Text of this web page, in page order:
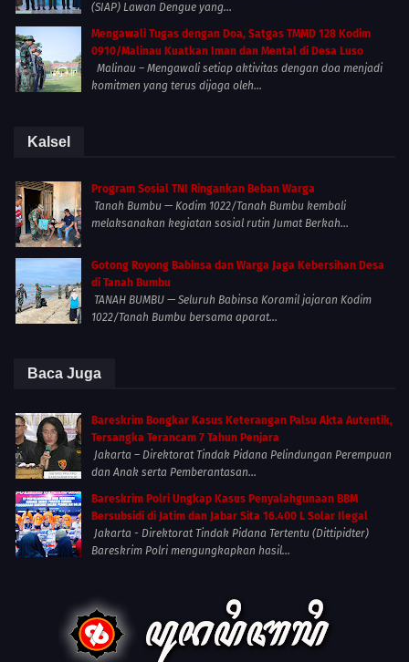
(SIAP) Lawan Dengue yang...
Mengawali Tugas dengan Doa, Satgas TMMD 128 Kodim
0910/Malinau Kuatkan Iman dan Mental di Desa Luso
Malinau – Mengawali setiap aktivitas dengan doa menjadi
komitmen yang terus dijaga oleh...
Kalsel
Program Sosial TNI Ringankan Beban Warga
Tanah Bumbu — Kodim 1022/Tanah Bumbu kembali
melaksanakan kegiatan sosial rutin Jumat Berkah...
Gotong Royong Babinsa dan Warga Jaga Kebersihan Desa
di Tanah Bumbu
TANAH BUMBU — Seluruh Babinsa Koramil jajaran Kodim
1022/Tanah Bumbu bersama aparat...
Baca Juga
Bareskrim Bongkar Kasus Keterangan Palsu Akta Autentik,
Tersangka Terancam 7 Tahun Penjara
Jakarta – Direktorat Tindak Pidana Pelindungan Perempuan
dan Anak serta Pemberantasan...
Bareskrim Polri Ungkap Kasus Penyalahgunaan BBM
Bersubsidi di Jatim dan Jabar Sita 16.400 L Solar Ilegal
Jakarta - Direktorat Tindak Pidana Tertentu (Dittipidter)
Bareskrim Polri mengungkapkan hasil...